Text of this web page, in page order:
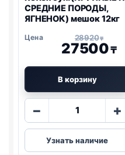
СРЕДНИЕ ПОРОДЫ,
ЯГНЕНОК) мешок 12кг
28920₸
27500₸
В корзину
−
Количество
Reflex
сух.
+
Узнать наличие